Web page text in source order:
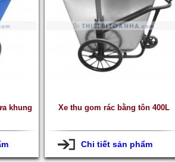
khung
Xe thu gom rác bằng tôn 400L
Chi tiết sản phẩm